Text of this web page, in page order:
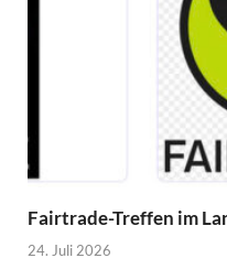
Fairtrade-Treffen im
24. Juli 2026